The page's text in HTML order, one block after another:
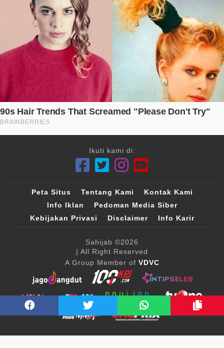
Ikuti kami di:
Peta Situs Tentang Kami
Kontak Kami
Info Iklan
Pedoman Media Siber
Kebijakan Privasi
Disclaimer Info Karir
Sahijab ©2026
| All Right Reserved
A Group Member of VDVC